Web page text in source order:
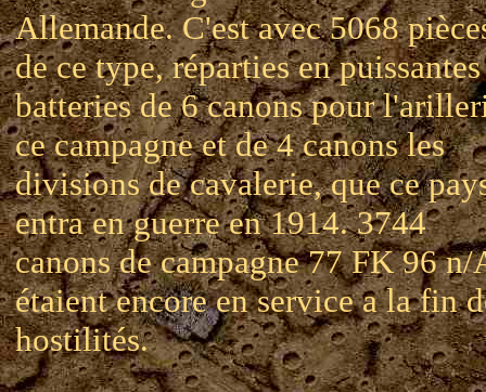
Allemande. C'est avec 5068
de ce type, réparties en puissantes
batteries de 6 canons pour
ce campagne et de 4 canons les
divisions de cavalerie, que ce
entra en guerre en 1914. 3744
canons de campagne 77 FK 96 n/
étaient encore en service a la fin
hostilités.